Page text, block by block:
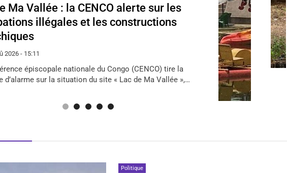
Ma Vallée : la CENCO alerte sur les
illégales et les constructions
2026 - 15:11
épiscopale nationale du Congo (CENCO) tire la
d’alarme sur la situation du site « Lac de Ma Vallée »,…
Politique